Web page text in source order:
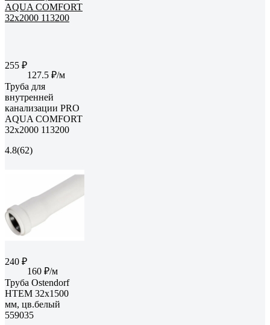
255 ₽
127.5 ₽/м
Труба для
внутренней
канализации PRO
AQUA COMFORT
32x2000 113200
4.8(62)
240 ₽
160 ₽/м
Труба Ostendorf
HTEM 32x1500
мм, цв.белый
559035